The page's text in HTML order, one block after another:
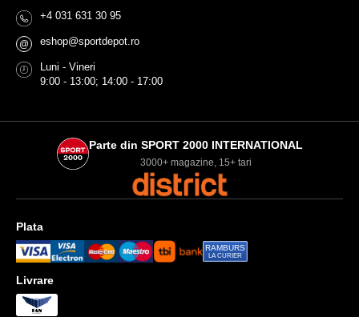
+4 031 631 30 95
@ eshop@sportdepot.ro
Luni - Vineri
9:00 - 13:00; 14:00 - 17:00
Parte din SPORT 2000 INTERNATIONAL
3000+ magazine, 15+ tari
Plata
RAMBURS
LA CURIER
Livrare